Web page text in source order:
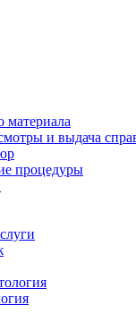
материала
и выдача
процедуры